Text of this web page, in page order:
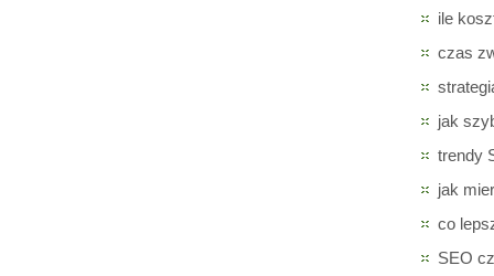
ile
czas
jak
trendy
jak
co
SEO